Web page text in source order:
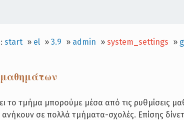
start » el » 3.9 » admin » system_settings »
μαθημάτων
το τμήμα μπορούμε μέσα από τις ρυθμίσεις
σε πολλά τμήματα-σχολές. Επίσης